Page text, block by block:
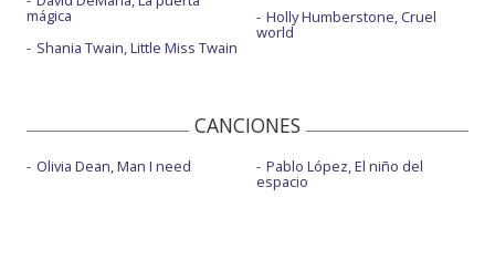
mágica
Shania Twain, Little Miss Twain
Holly Humberstone, Cruel
world
CANCIONES
Olivia Dean, Man I need Pablo López, El niño del
espacio